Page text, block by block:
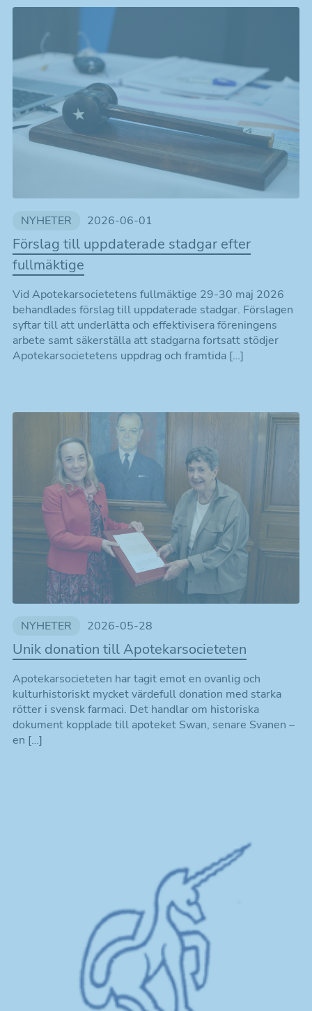
NYHETER 2026-06-01
Förslag till uppdaterade stadgar efter
fullmäktige
Vid Apotekarsocietetens fullmäktige 29-30 maj 2026
behandlades förslag till uppdaterade stadgar. Förslagen
syftar till att underlätta och effektivisera föreningens
arbete samt säkerställa att stadgarna fortsatt stödjer
Apotekarsocietetens uppdrag och framtida […]
NYHETER 2026-05-28
Unik donation till Apotekarsocieteten
Apotekarsocieteten har tagit emot en ovanlig och
kulturhistoriskt mycket värdefull donation med starka
rötter i svensk farmaci. Det handlar om historiska
dokument kopplade till apoteket Swan, senare Svanen –
en […]